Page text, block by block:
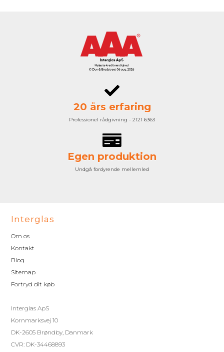
20 års erfaring
Professionel rådgivning - 2121 6363
Egen produktion
Undgå fordyrende mellemled
Interglas
Om os
Kontakt
Blog
Sitemap
Fortryd dit køb
Interglas ApS
Kornmarksvej 10
DK-2605 Brøndby, Danmark
CVR: DK-34468893